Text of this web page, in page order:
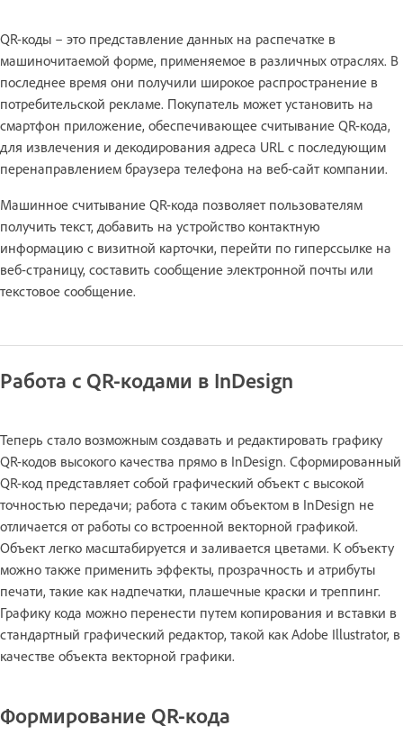
QR-коды – это представление данных на распечатке в
машиночитаемой форме, применяемое в различных отраслях. В
последнее время они получили широкое распространение в
потребительской рекламе. Покупатель может установить на
смартфон приложение, обеспечивающее считывание QR-кода,
для извлечения и декодирования адреса URL с последующим
перенаправлением браузера телефона на веб-сайт компании.
Машинное считывание QR-кода позволяет пользователям
получить текст, добавить на устройство контактную
информацию с визитной карточки, перейти по гиперссылке на
веб-страницу, составить сообщение электронной почты или
текстовое сообщение.
Работа с QR-кодами в InDesign
Теперь стало возможным создавать и редактировать графику
QR-кодов высокого качества прямо в InDesign. Сформированный
QR-код представляет собой графический объект с высокой
точностью передачи; работа с таким объектом в InDesign не
отличается от работы со встроенной векторной графикой.
Объект легко масштабируется и заливается цветами. К объекту
можно также применить эффекты, прозрачность и атрибуты
печати, такие как надпечатки, плашечные краски и треппинг.
Графику кода можно перенести путем копирования и вставки в
стандартный графический редактор, такой как Adobe Illustrator, в
качестве объекта векторной графики.
Формирование QR-кода